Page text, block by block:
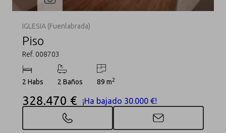
IGLESIA (Fuenlabrada)
Piso
Ref. 008703
2 Habs 2 Baños 89 m2
328.470 € ¡Ha bajado 30.000 €!